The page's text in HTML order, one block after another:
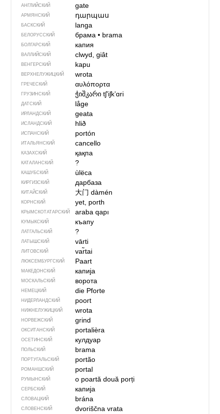
АНГЛИЙСКИЙ gate
АРМЯНСКИЙ դարպաս
БАСКСКИЙ langa
БЕЛОРУССКИЙ брама• brama
БОЛГАРСКИЙ капия
ВАЛЛИЙСКИЙ clwyd, giât
ВЕНГЕРСКИЙ kapu
ВЕРХНЕЛУЖИЦКИЙ wrota
ГРЕЧЕСКИЙ αυλόπορτα
ГРУЗИНСКИЙ ჭიშკარიtʃʼiʃkʼɑri
ДАТСКИЙ låge
ИРЛАНДСКИЙ geata
ИСЛАНДСКИЙ hlið
ИСПАНСКИЙ portón
ИТАЛЬЯНСКИЙ cancello
КАЗАХСКИЙ қақпа
КАТАЛАНСКИЙ ?
КАШУБСКИЙ ùlëca
КИРГИЗСКИЙ дарбаза
КИТАЙСКИЙ 大门dàmén
КОРНСКИЙ yet, porth
КРЫМСКО­ТАТАРСКИЙ araba qapı
КУМЫКСКИЙ къапу
ЛАТГАЛЬСКИЙ ?
ЛАТЫШСКИЙ vārti
ЛИТОВСКИЙ var̃tai
ЛЮКСЕМБУРГСКИЙ Paart
МАКЕДОНСКИЙ капија
МОСКАЛЬСКИЙ ворота
НЕМЕЦКИЙ die Pforte
НИДЕРЛАНДСКИЙ poort
НИЖНЕЛУЖИЦКИЙ wrota
НОРВЕЖСКИЙ grind
ОКСИТАНСКИЙ portalièra
ОСЕТИНСКИЙ кулдуар
ПОЛЬСКИЙ brama
ПОРТУГАЛЬСКИЙ portão
РОМАНШСКИЙ portal
РУМЫНСКИЙ o poartădouă porți
СЕРБСКИЙ капија
СЛОВАЦКИЙ brána
СЛОВЕНСКИЙ dvoriščna vrata